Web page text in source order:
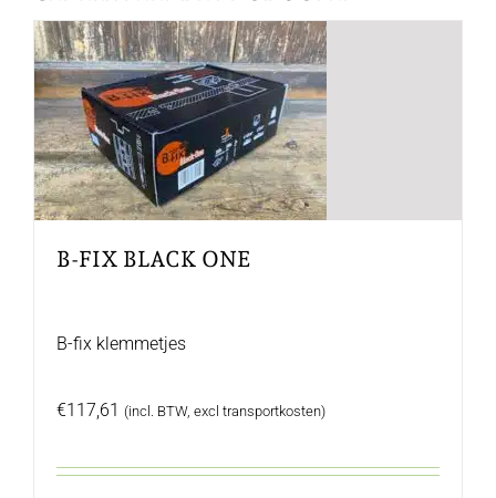
B-FIX BLACK ONE
B-fix klemmetjes
€117,61 (incl. BTW, excl transportkosten)